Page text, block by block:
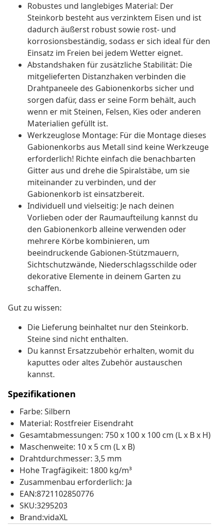
Robustes und langlebiges Material: Der
Steinkorb besteht aus verzinktem Eisen und ist
dadurch äußerst robust sowie rost- und
korrosionsbeständig, sodass er sich ideal für den
Einsatz im Freien bei jedem Wetter eignet.
Abstandshaken für zusätzliche Stabilität: Die
mitgelieferten Distanzhaken verbinden die
Drahtpaneele des Gabionenkorbs sicher und
sorgen dafür, dass er seine Form behält, auch
wenn er mit Steinen, Felsen, Kies oder anderen
Materialien gefüllt ist.
Werkzeuglose Montage: Für die Montage dieses
Gabionenkorbs aus Metall sind keine Werkzeuge
erforderlich! Richte einfach die benachbarten
Gitter aus und drehe die Spiralstäbe, um sie
miteinander zu verbinden, und der
Gabionenkorb ist einsatzbereit.
Individuell und vielseitig: Je nach deinen
Vorlieben oder der Raumaufteilung kannst du
den Gabionenkorb alleine verwenden oder
mehrere Körbe kombinieren, um
beeindruckende Gabionen-Stützmauern,
Sichtschutzwände, Niederschlagsschilde oder
dekorative Elemente in deinem Garten zu
schaffen.
Gut zu wissen:
Die Lieferung beinhaltet nur den Steinkorb.
Steine sind nicht enthalten.
Du kannst Ersatzzubehör erhalten, womit du
kaputtes oder altes Zubehör austauschen
kannst.
Spezifikationen
Farbe: Silbern
Material: Rostfreier Eisendraht
Gesamtabmessungen: 750 x 100 x 100 cm (L x B x H)
Maschenweite: 10 x 5 cm (L x B)
Drahtdurchmesser: 3,5 mm
Hohe Tragfägikeit: 1800 kg/m³
Zusammenbau erforderlich: Ja
EAN:8721102850776
SKU:3295203
Brand:vidaXL